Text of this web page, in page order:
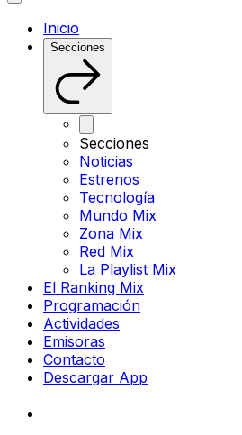
Inicio
Secciones
Secciones
Noticias
Estrenos
Tecnología
Mundo Mix
Zona Mix
Red Mix
La Playlist Mix
El Ranking Mix
Programación
Actividades
Emisoras
Contacto
Descargar App